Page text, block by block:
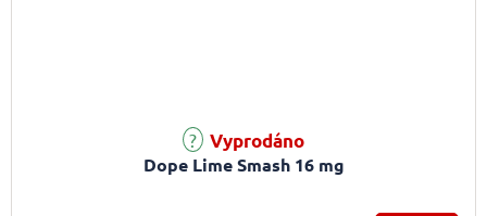
Dope Lime Smash 16 mg
Vyprodáno